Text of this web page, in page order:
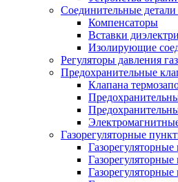
Соединительные
Компенсаторы
Вставки
Изолирующие
Регуляторы давления
Предохранительные
Клапана
Газорегуляторные